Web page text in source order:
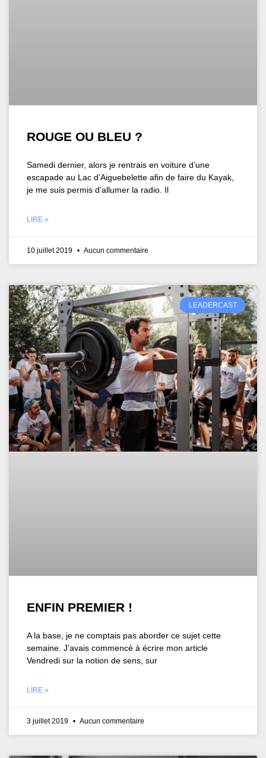
ROUGE OU BLEU ?
Samedi dernier, alors je rentrais en voiture d’une
escapade au Lac d’Aiguebelette afin de faire du Kayak,
je me suis permis d’allumer la radio. Il
LIRE »
10 juillet 2019 Aucun commentaire
LEADERCAST
ENFIN PREMIER !
A la base, je ne comptais pas aborder ce sujet cette
semaine. J’avais commencé à écrire mon article
Vendredi sur la notion de sens, sur
LIRE »
3 juillet 2019 Aucun commentaire